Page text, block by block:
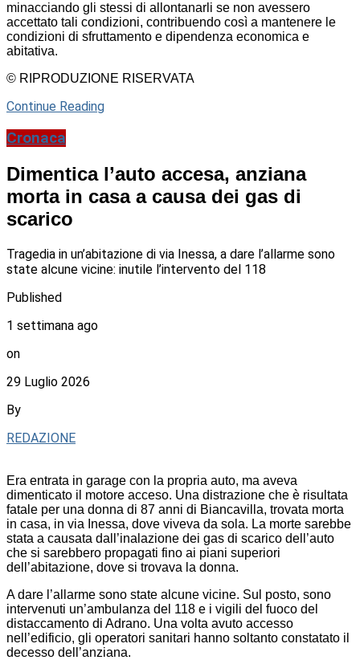
minacciando gli stessi di allontanarli se non avessero
accettato tali condizioni, contribuendo così a mantenere le
condizioni di sfruttamento e dipendenza economica e
abitativa.
© RIPRODUZIONE RISERVATA
Continue Reading
Cronaca
Dimentica l’auto accesa, anziana
morta in casa a causa dei gas di
scarico
Tragedia in un’abitazione di via Inessa, a dare l’allarme sono
state alcune vicine: inutile l’intervento del 118
Published
1 settimana ago
on
29 Luglio 2026
By
REDAZIONE
Era entrata in garage con la propria auto, ma aveva
dimenticato il motore acceso. Una distrazione che è risultata
fatale per una donna di 87 anni di Biancavilla, trovata morta
in casa, in via Inessa, dove viveva da sola. La morte sarebbe
stata a causata dall’inalazione dei gas di scarico dell’auto
che si sarebbero propagati fino ai piani superiori
dell’abitazione, dove si trovava la donna.
A dare l’allarme sono state alcune vicine. Sul posto, sono
intervenuti un’ambulanza del 118 e i vigili del fuoco del
distaccamento di Adrano. Una volta avuto accesso
nell’edificio, gli operatori sanitari hanno soltanto constatato il
decesso dell’anziana.